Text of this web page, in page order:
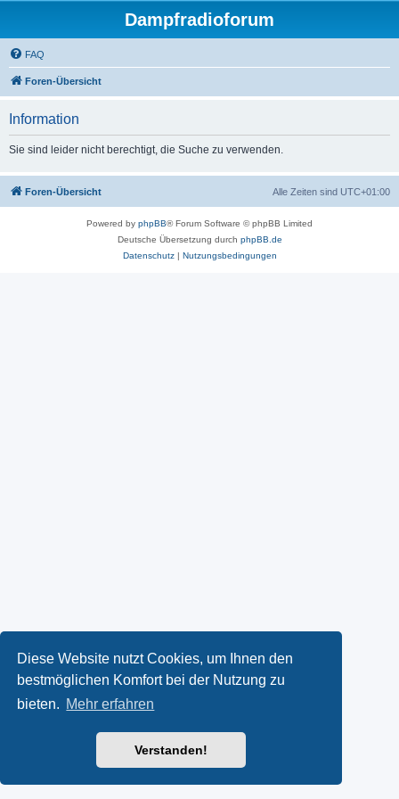
Diese Website nutzt Cookies, um Ihnen den
bestmöglichen Komfort bei der Nutzung zu
bieten. Mehr erfahren
Verstanden!
Dampfradioforum
FAQ
Foren-Übersicht
Information
Sie sind leider nicht berechtigt, die Suche zu verwenden.
Foren-Übersicht Alle Zeiten sind UTC+01:00
Powered by phpBB® Forum Software © phpBB Limited
Deutsche Übersetzung durch phpBB.de
Datenschutz| Nutzungsbedingungen